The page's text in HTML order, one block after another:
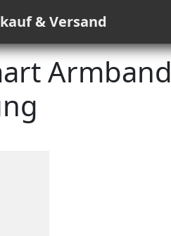
& Versand
Armband